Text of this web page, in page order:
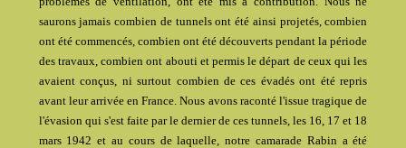
saurons jamais combien de tunnels ont été ainsi projetés, combien
ont été commencés, combien ont été découverts pendant la période
des travaux, combien ont abouti et permis le départ de ceux qui les
avaient conçus, ni surtout combien de ces évadés ont été repris
avant leur arrivée en France. Nous avons raconté l'issue tragique de
l'évasion qui s'est faite par le dernier de ces tunnels, les 16, 17 et 18
mars 1942 et au cours de laquelle, notre camarade Rabin a été